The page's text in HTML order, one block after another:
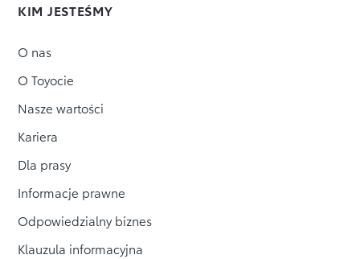
KIM JESTEŚMY
O nas
O Toyocie
Nasze wartości
Kariera
Dla prasy
Informacje prawne
Odpowiedzialny biznes
Klauzula informacyjna